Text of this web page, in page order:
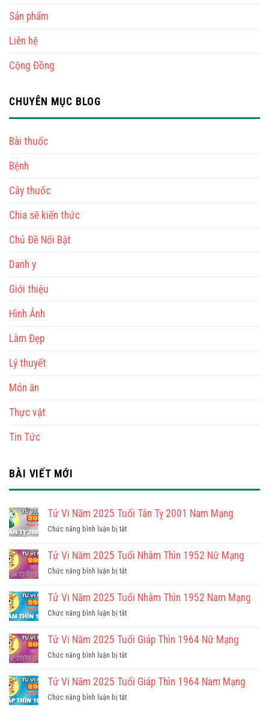
Sản phẩm
Liên hệ
Cộng Đồng
CHUYÊN MỤC BLOG
Bài thuốc
Bệnh
Cây thuốc
Chia sẽ kiến thức
Chủ Đề Nổi Bật
Danh y
Giới thiệu
Hình Ảnh
Làm Đẹp
Lý thuyết
Món ăn
Thực vật
Tin Tức
BÀI VIẾT MỚI
Tử Vi Năm 2025 Tuổi Tân Tỵ 2001 Nam Mạng
Chức năng bình luận bị tắtở
Vi
2025
Tân
Mạng
Tử Vi Năm 2025 Tuổi Nhâm Thìn 1952 Nữ Mạng
Chức năng bình luận bị tắtở
Vi
2025
Nhâm
Mạng
Tử Vi Năm 2025 Tuổi Nhâm Thìn 1952 Nam Mạng
Chức năng bình luận bị tắtở
Vi
2025
Nhâm
Tử Vi Năm 2025 Tuổi Giáp Thìn 1964 Nữ Mạng
Chức năng bình luận bị tắtở
Vi
2025
Tử Vi Năm 2025 Tuổi Giáp Thìn 1964 Nam Mạng
Chức năng bình luận bị tắtở